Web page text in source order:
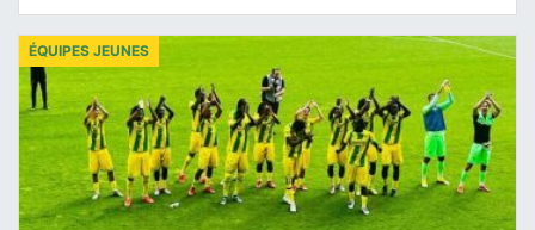
ÉQUIPES JEUNES